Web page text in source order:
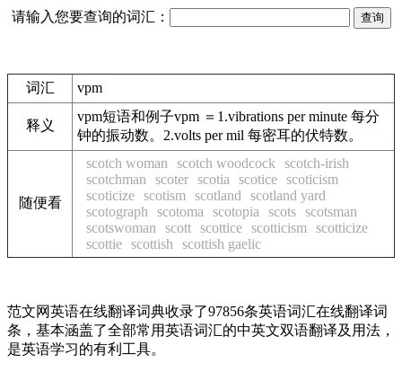
请输入您要查询的词汇：
词汇 vpm
释义
vpm短语和例子vpm ＝1.vibrations per minute 每分
钟的振动数。2.volts per mil 每密耳的伏特数。
随便看
scotch woman scotch woodcock
scotch-irish
scotchman
scoter scotia scotice scoticism
scoticize scotism scotland
scotland yard
scotograph
scotoma scotopia scots scotsman
scotswoman
scott scottice scotticism
scotticize
scottie scottish scottish gaelic
范文网英语在线翻译词典收录了97856条英语词汇在线翻译词
条，基本涵盖了全部常用英语词汇的中英文双语翻译及用法，
是英语学习的有利工具。